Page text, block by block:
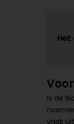
Is de
vaak